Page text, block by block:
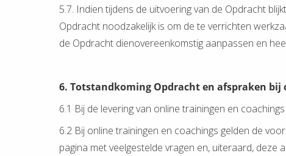
5.7. Indien tijdens de uitvoering van de Opdracht
Opdracht noodzakelijk is om de te verrichten
de Opdracht dienovereenkomstig aanpassen en
6. Totstandkoming Opdracht en afspraken
6.1 Bij de levering van online trainingen en
6.2 Bij online trainingen en coachings gelden de
pagina met veelgestelde vragen en, uiteraard, deze